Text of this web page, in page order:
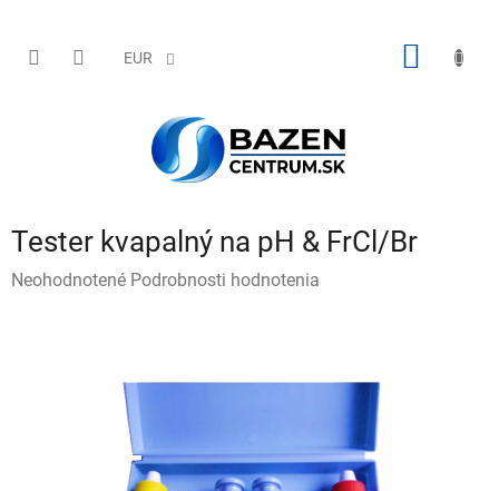
obsah
EUR
Tester kvapalný na pH & FrCl/Br
Priemerné
Neohodnotené Podrobnosti hodnotenia